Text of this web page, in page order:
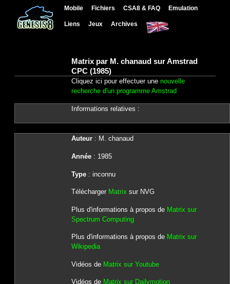
Mobile Fichiers CSA8 & FAQ Emulation
Liens Jeux Archives
Matrix par M. chanaud sur Amstrad
CPC (1985)
Cliquez ici pour effectuer une nouvelle
recherche d'un programme Amstrad
Informations relatives :
Auteur: M. chanaud
Année: 1985
Type: inconnu
Télécharger Matrix sur NVG
Plus d'informations à propos de Matrix sur
Spectrum Computing
Plus d'informations à propos de Matrix sur
Wikipedia
Vidéos de Matrix sur Youtube
Vidéos de Matrix sur Dailymotion